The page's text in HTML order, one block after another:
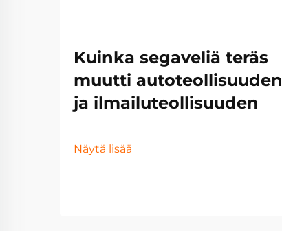
Kuinka segaveliä teräs
muutti autoteollisuuden
ja ilmailuteollisuuden
Näytä lisää